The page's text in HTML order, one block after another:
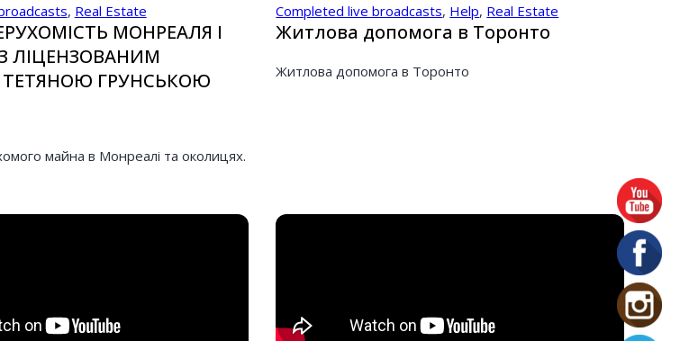
, Real Estate
МОНРЕАЛЯ І
ЛІЦЕНЗОВАНИМ
ТЕТЯНОЮ ГРУНСЬКОЮ
майна в Монреалі та околицях.
Completed live broadcasts, Help, Real Estate
Житлова допомога в Торонто
Житлова допомога в Торонто